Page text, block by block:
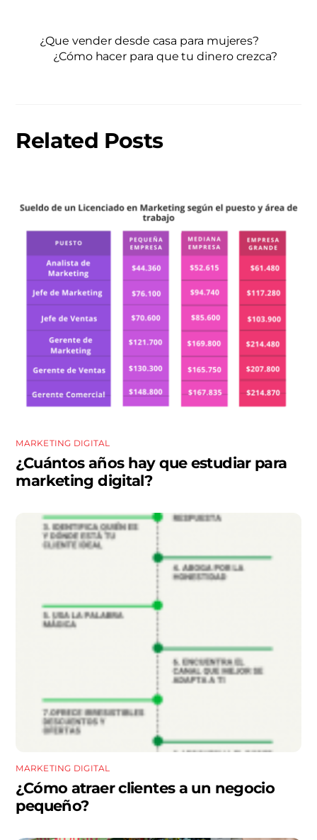
¿Que vender desde casa para mujeres?
¿Cómo hacer para que tu dinero crezca?
Related Posts
MARKETING DIGITAL
¿Cuántos años hay que estudiar para
marketing digital?
MARKETING DIGITAL
¿Cómo atraer clientes a un negocio
pequeño?